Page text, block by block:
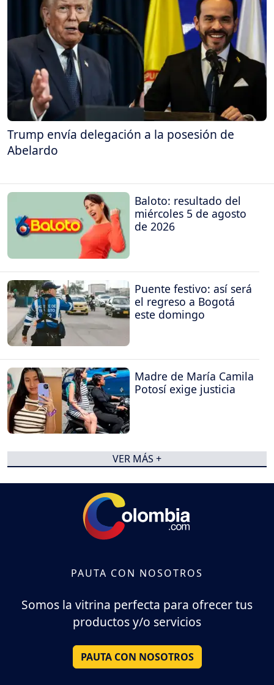
Trump envía delegación a la posesión de
Abelardo
Baloto: resultado del
miércoles 5 de agosto
de 2026
Puente festivo: así será
el regreso a Bogotá
este domingo
Madre de María Camila
Potosí exige justicia
VER MÁS +
PAUTA CON NOSOTROS
Somos la vitrina perfecta para ofrecer tus
productos y/o servicios
PAUTA CON NOSOTROS